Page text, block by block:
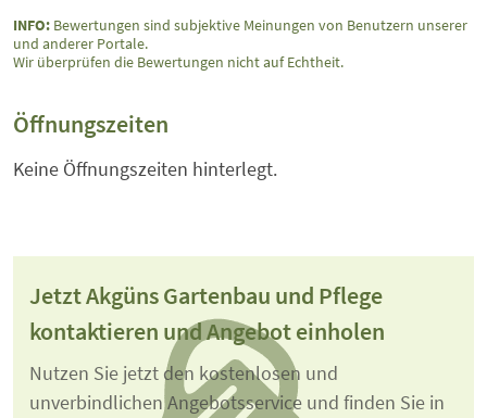
INFO: Bewertungen sind subjektive Meinungen von Benutzern unserer
und anderer Portale.
Wir überprüfen die Bewertungen nicht auf Echtheit.
Öffnungszeiten
Keine Öffnungszeiten hinterlegt.
Jetzt Akgüns Gartenbau und Pflege
kontaktieren und Angebot einholen
Nutzen Sie jetzt den kostenlosen und
unverbindlichen Angebotsservice und finden Sie in